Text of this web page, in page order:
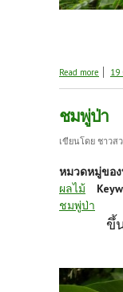
Read more 19
ชมพู่ป่า
เขียนโดย ชาวส
หมวดหมู่ขอ
ผลไม้
ชมพู่ป่า
ขึ้